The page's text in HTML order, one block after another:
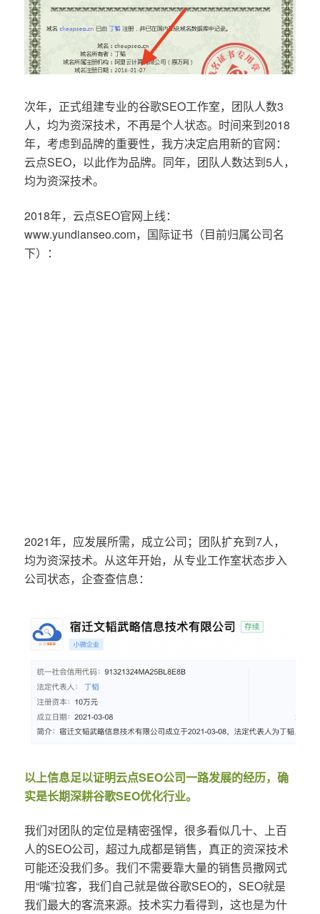
次年，正式组建专业的谷歌SEO工作室，团队人数3
人，均为资深技术，不再是个人状态。时间来到2018
年，考虑到品牌的重要性，我方决定启用新的官网：
云点SEO，以此作为品牌。同年，团队人数达到5人，
均为资深技术。
2018年，云点SEO官网上线：
www.yundianseo.com，国际证书（目前归属公司名
下）：
2021年，应发展所需，成立公司；团队扩充到7人，
均为资深技术。从这年开始，从专业工作室状态步入
公司状态，企查查信息：
以上信息足以证明云点SEO公司一路发展的经历，确
实是长期深耕谷歌SEO优化行业。
我们对团队的定位是精密强悍，很多看似几十、上百
人的SEO公司，超过九成都是销售，真正的资深技术
可能还没我们多。我们不需要靠大量的销售员撒网式
用“嘴”拉客，我们自己就是做谷歌SEO的，SEO就是
我们最大的客流来源。技术实力看得到，这也是为什